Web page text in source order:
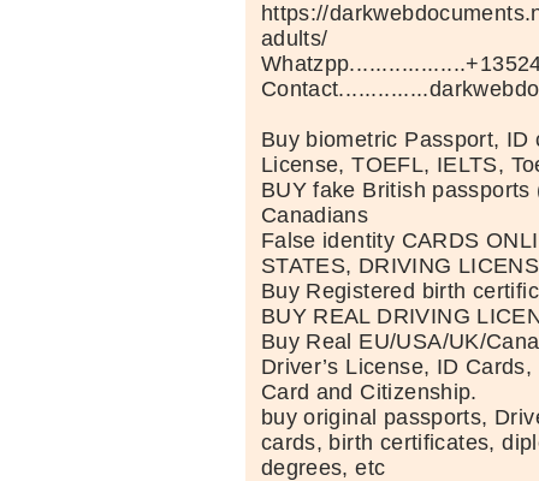
https://
adults/
Buy biometric Passport, ID
License, TOEFL, IELTS,
BUY fake British passports
Canadians
False identity CARDS
STATES, DRIVING
Buy Registered birth
BUY REAL DRIVING
Buy Real EU/USA/UK/
Driver’s License, ID
Card and Citizenship.
buy original passports,
cards, birth certificates,
degrees, etc